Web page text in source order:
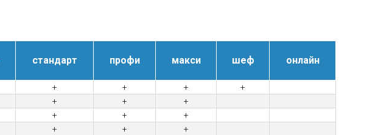
стандарт профи макси шеф онлайн
+ + +
+
+ +
+
+ +
+
+ + +